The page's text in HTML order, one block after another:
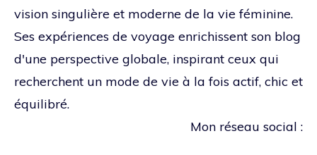
vision singulière et moderne de la vie féminine.
Ses expériences de voyage enrichissent son blog
d'une perspective globale, inspirant ceux qui
recherchent un mode de vie à la fois actif, chic et
équilibré.
Mon réseau social :